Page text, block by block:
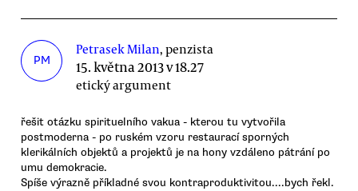
PM
Petrasek Milan, penzista
15. května 2013 v 18.27
etický argument
řešit otázku spirituelního vakua - kterou tu vytvořila
postmoderna - po ruském vzoru restaurací sporných
klerikálních objektů a projektů je na hony vzdáleno pátrání po
umu demokracie.
Spíše výrazně příkladné svou kontraproduktivitou....bych řekl.